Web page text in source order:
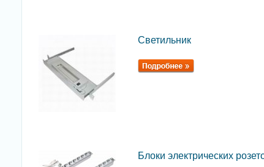
Светильник
Блоки электрических